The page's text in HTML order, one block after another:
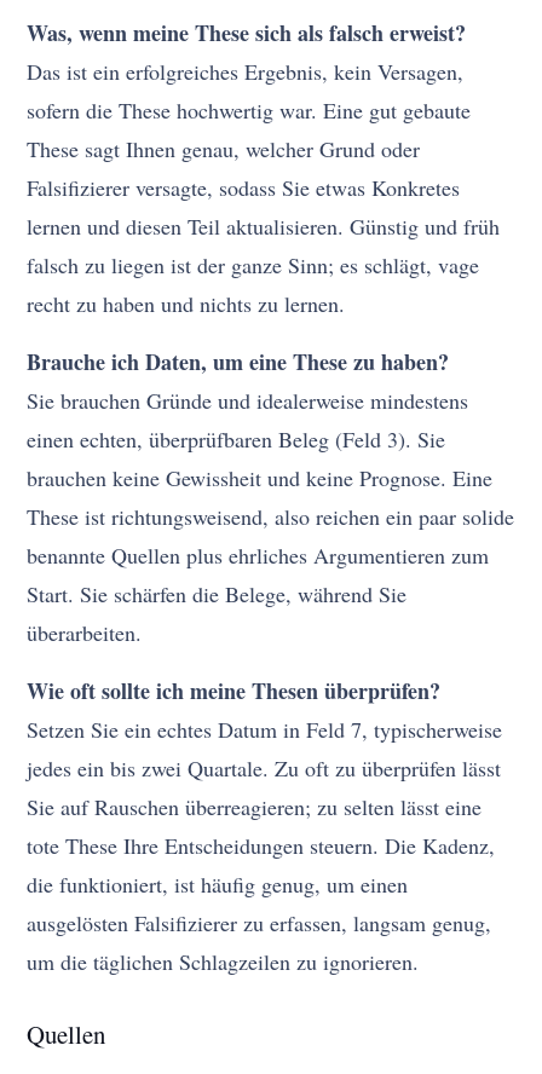
Was, wenn meine These sich als falsch erweist?
Das ist ein erfolgreiches Ergebnis, kein Versagen,
sofern die These hochwertig war. Eine gut gebaute
These sagt Ihnen genau, welcher Grund oder
Falsifizierer versagte, sodass Sie etwas Konkretes
lernen und diesen Teil aktualisieren. Günstig und früh
falsch zu liegen ist der ganze Sinn; es schlägt, vage
recht zu haben und nichts zu lernen.
Brauche ich Daten, um eine These zu haben?
Sie brauchen Gründe und idealerweise mindestens
einen echten, überprüfbaren Beleg (Feld 3). Sie
brauchen keine Gewissheit und keine Prognose. Eine
These ist richtungsweisend, also reichen ein paar solide
benannte Quellen plus ehrliches Argumentieren zum
Start. Sie schärfen die Belege, während Sie
überarbeiten.
Wie oft sollte ich meine Thesen überprüfen?
Setzen Sie ein echtes Datum in Feld 7, typischerweise
jedes ein bis zwei Quartale. Zu oft zu überprüfen lässt
Sie auf Rauschen überreagieren; zu selten lässt eine
tote These Ihre Entscheidungen steuern. Die Kadenz,
die funktioniert, ist häufig genug, um einen
ausgelösten Falsifizierer zu erfassen, langsam genug,
um die täglichen Schlagzeilen zu ignorieren.
Quellen